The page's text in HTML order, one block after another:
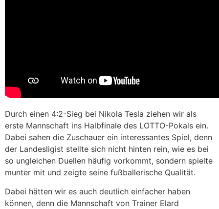
Durch einen 4:2-Sieg bei Nikola Tesla ziehen wir als
erste Mannschaft ins Halbfinale des LOTTO-Pokals ein.
Dabei sahen die Zuschauer ein interessantes Spiel, denn
der Landesligist stellte sich nicht hinten rein, wie es bei
so ungleichen Duellen häufig vorkommt, sondern spielte
munter mit und zeigte seine fußballerische Qualität.
Dabei hätten wir es auch deutlich einfacher haben
können, denn die Mannschaft von Trainer Elard